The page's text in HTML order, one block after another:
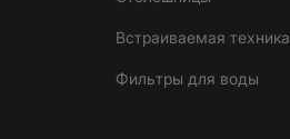
Встраиваемая техника
Фильтры для воды